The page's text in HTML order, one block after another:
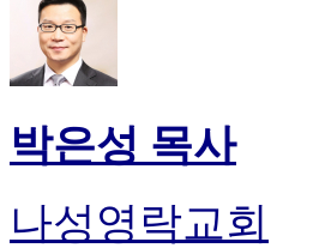
박은성 목사
나성영락교회